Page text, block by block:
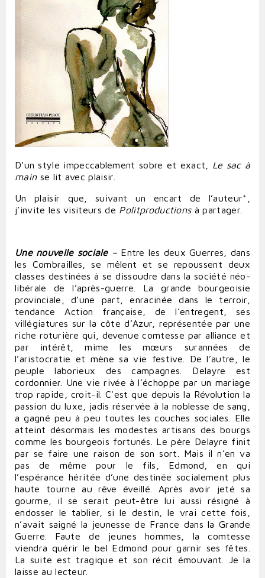
D’un style impeccablement sobre et exact, Le sac à
main se lit avec plaisir.
Un plaisir que, suivant un encart de l’auteur*
j’invite les visiteurs de Politproductionsà partager.
Une nouvelle sociale– Entre les deux Guerres, dans
les Combrailles, se mêlent et se repoussent deux
classes destinées à se dissoudre dans la société néo-
libérale de l’après-guerre. La grande bourgeoisie
provinciale, d’une part, enracinée dans le terroir,
tendance Action française, de l’entregent, ses
villégiatures sur la côte d’Azur, représentée par une
riche roturière qui, devenue comtesse par alliance et
par intérêt, mime les mœurs surannées de
l’aristocratie et mène sa vie festive. De l’autre, le
peuple laborieux des campagnes. Delayre est
cordonnier. Une vie rivée à l’échoppe par un mariage
trop rapide, croit-il. C'est que depuis la Révolution la
passion du luxe, jadis réservée à la noblesse de sang,
a gagné peu à peu toutes les couches sociales. Elle
atteint désormais les modestes artisans des bourgs
comme les bourgeois fortunés. Le père Delayre finit
par se faire une raison de son sort. Mais il n’en va
pas de même pour le fils, Edmond, en qui
l’espérance héritée d’une destinée socialement plus
haute tourne au rêve éveillé. Après avoir jeté sa
gourme, il se serait peut-être lui aussi résigné à
endosser le tablier, si le destin, le vrai cette fois,
n’avait saigné la jeunesse de France dans la Grande
Guerre. Faute de jeunes hommes, la comtesse
viendra quérir le bel Edmond pour garnir ses fêtes.
La suite est tragique et son récit émouvant. Je la
laisse au lecteur.